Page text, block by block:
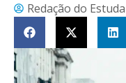
Redação do